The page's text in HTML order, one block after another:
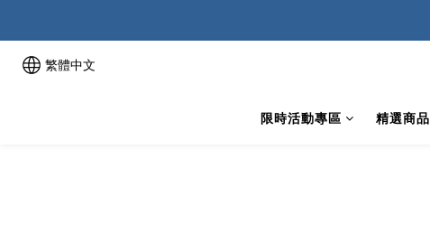
繁體中文
限時活動專區 精選商品